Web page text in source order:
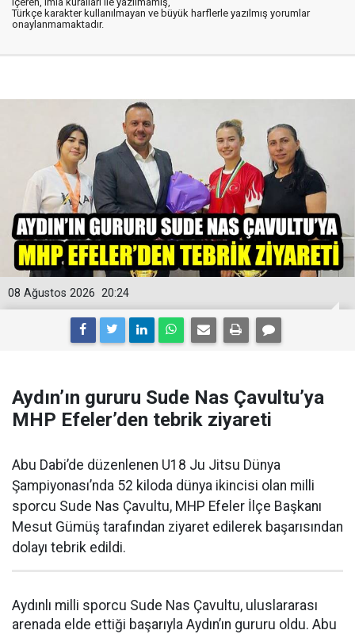
Türkçe karakter kullanılmayan ve büyük harflerle yazılmış yorumlar
onaylanmamaktadır.
20:24
08 Ağustos 2026
Aydın’ın gururu Sude Nas Çavultu’ya
MHP Efeler’den tebrik ziyareti
Abu Dabi’de düzenlenen U18 Ju Jitsu Dünya
Şampiyonası’nda 52 kiloda dünya ikincisi olan milli
sporcu Sude Nas Çavultu, MHP Efeler İlçe Başkanı
Mesut Gümüş tarafından ziyaret edilerek başarısından
dolayı tebrik edildi.
Aydınlı milli sporcu Sude Nas Çavultu, uluslararası
arenada elde ettiği başarıyla Aydın’ın gururu oldu. Abu